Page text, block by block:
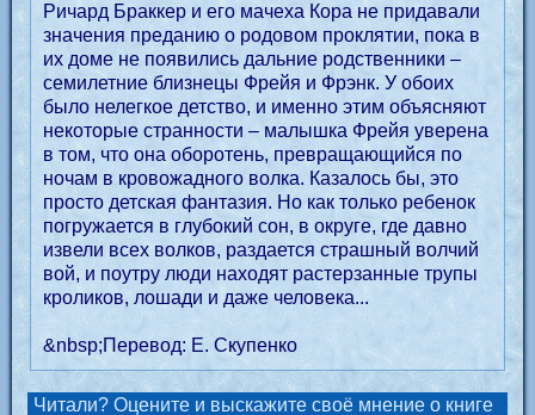
Ричард Браккер и его мачеха Кора не придавали
значения преданию о родовом проклятии, пока в
их доме не появились дальние родственники –
семилетние близнецы Фрейя и Фрэнк. У обоих
было нелегкое детство, и именно этим объясняют
некоторые странности – малышка Фрейя уверена
в том, что она оборотень, превращающийся по
ночам в кровожадного волка. Казалось бы, это
просто детская фантазия. Но как только ребенок
погружается в глубокий сон, в округе, где давно
извели всех волков, раздается страшный волчий
вой, и поутру люди находят растерзанные трупы
кроликов, лошади и даже человека...
&nbsp;Перевод: Е. Скупенко
Читали? Оцените и выскажите своё мнение о книге